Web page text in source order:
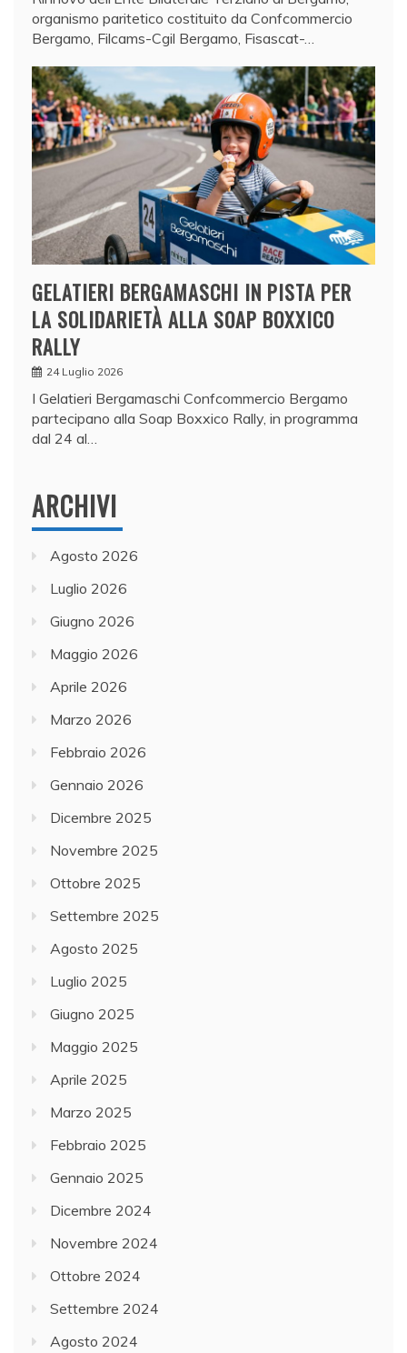
organismo paritetico costituito da Confcommercio
Bergamo, Filcams-Cgil Bergamo, Fisascat-…
GELATIERI BERGAMASCHI IN PISTA PER
LA SOLIDARIETÀ ALLA SOAP BOXXICO
RALLY
24 Luglio 2026
I Gelatieri Bergamaschi Confcommercio Bergamo
partecipano alla Soap Boxxico Rally, in programma
dal 24 al…
ARCHIVI
Agosto 2026
Luglio 2026
Giugno 2026
Maggio 2026
Aprile 2026
Marzo 2026
Febbraio 2026
Gennaio 2026
Dicembre 2025
Novembre 2025
Ottobre 2025
Settembre 2025
Agosto 2025
Luglio 2025
Giugno 2025
Maggio 2025
Aprile 2025
Marzo 2025
Febbraio 2025
Gennaio 2025
Dicembre 2024
Novembre 2024
Ottobre 2024
Settembre 2024
Agosto 2024